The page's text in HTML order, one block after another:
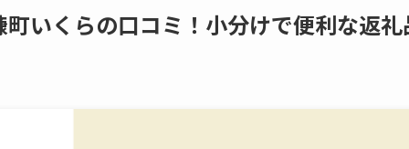
いくらの口コミ！小分けで便利な返礼